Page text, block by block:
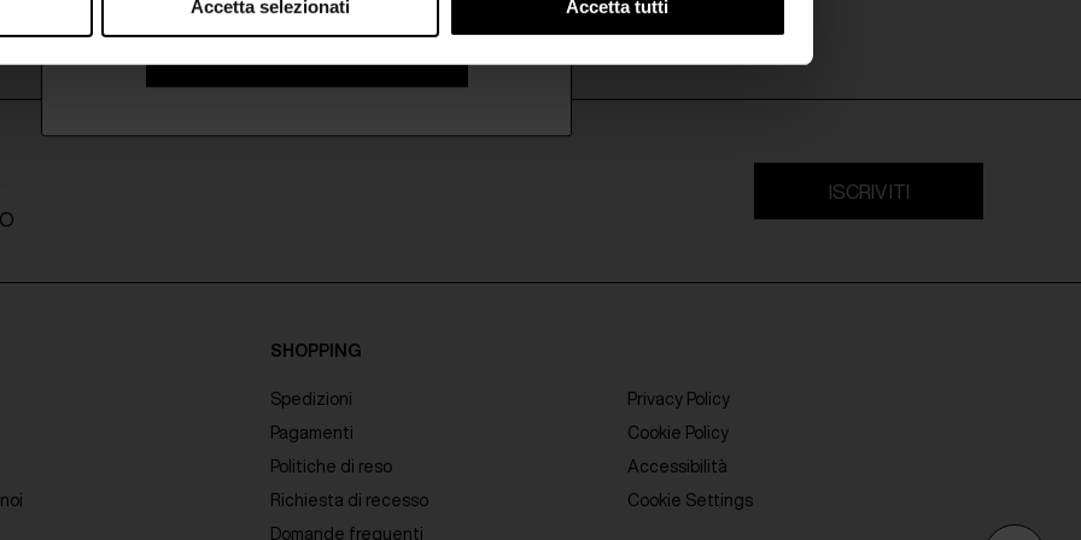
Accetta selezionati Accetta tutti
ISCRIVITI
SHOPPING
Spedizioni
Pagamenti
Politiche di reso
Richiesta di recesso
Domande frequenti
Privacy Policy
Cookie Policy
Accessibilità
Cookie Settings